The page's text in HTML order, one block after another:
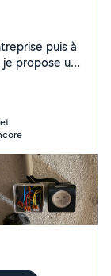
puis à
propose un
conformes
client.